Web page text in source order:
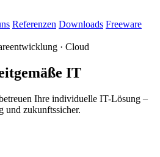
Referenzen Downloads Freeware
· Cloud
IT
Ihre individuelle IT-Lösung –
und zukunftssicher.